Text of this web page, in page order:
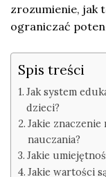
zrozumienie, jak
ograniczać
Spis treści
Jak system
dzieci?
Jakie
nauczania?
Jakie
Jakie wartości